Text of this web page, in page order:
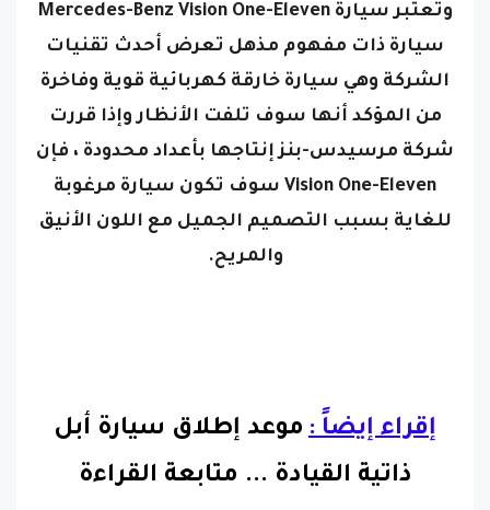
وتعتبر سيارة Mercedes-Benz Vision One-Eleven
سيارة ذات مفهوم مذهل تعرض أحدث تقنيات
الشركة وهي سيارة خارقة كهربائية قوية وفاخرة
من المؤكد أنها سوف تلفت الأنظار وإذا قررت
شركة مرسيدس-بنز إنتاجها بأعداد محدودة ، فإن
Vision One-Eleven سوف تكون سيارة مرغوبة
للغاية بسبب التصميم الجميل مع اللون الأنيق
والمريح.
إقراء إيضاً : موعد إطلاق سيارة أبل
ذاتية القيادة ... متابعة القراءة